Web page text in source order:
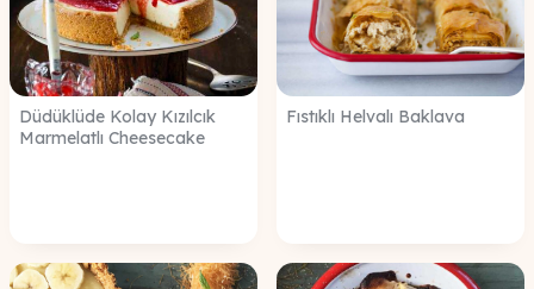
Düdüklüde Kolay Kızılcık
Marmelatlı Cheesecake
Fıstıklı Helvalı Baklava